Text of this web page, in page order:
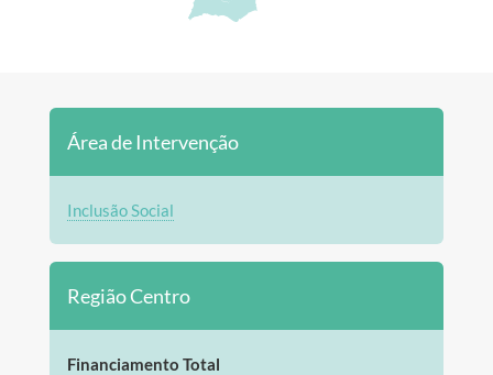
Área de Intervenção
Inclusão Social
Região Centro
Financiamento Total